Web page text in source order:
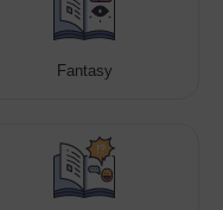
Fantasy